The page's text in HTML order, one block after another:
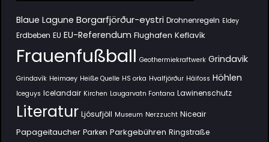
Blaue Lagune Borgarfjörður-eystri Drohnenregeln Eldey
Erdbeben EU EU-Referendum Flughafen Keflavík
Frauenfußball Geothermiekraftwerk Grindavik
Grindavík Heimaey Heiße Quelle HS orka Hvalfjörður Háifoss Höhlen
Iceguys Icelandair Kirchen Laugarvatn Fontana Lawinenschutz
Literatur Ljósufjöll Museum Nerzzucht Niceair
Papageitaucher Parken Parkgebühren Ringstraße